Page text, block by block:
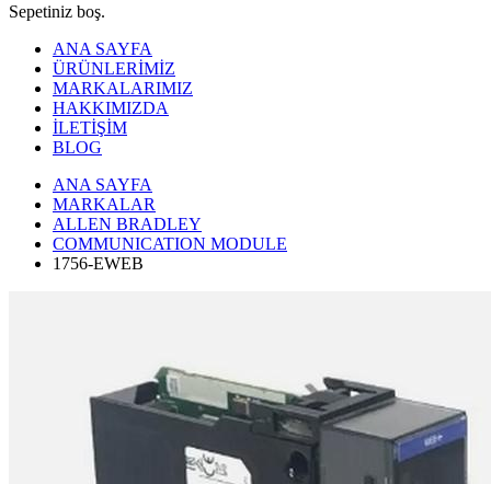
Sepetiniz boş.
ANA SAYFA
ÜRÜNLERİMİZ
MARKALARIMIZ
HAKKIMIZDA
İLETİŞİM
BLOG
ANA SAYFA
MARKALAR
ALLEN BRADLEY
COMMUNICATION MODULE
1756-EWEB